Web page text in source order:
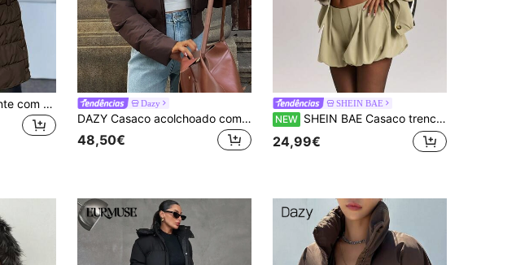
Colete feminino elegante com capuz, acolchoado e quente, cor lisa, para todas as estações, streetwear, agasalho, com fecho de correr, bolso e cordão, para outono Dazy
DAZY Casaco acolchoado com capuz e acabamento fofo feminino, jaqueta de inverno
48,50€
SHEIN BAE
NEW SHEIN BAE Casaco trench de senhora estilo retro com botões e manga comprida
24,99€